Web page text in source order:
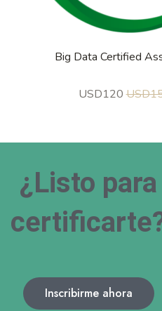
Big Data Certified
USD120
¿Listo para
Inscribirme ahora